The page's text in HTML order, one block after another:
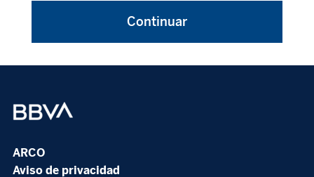
Continuar
ARCO
Aviso de privacidad